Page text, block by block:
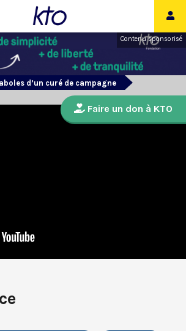
Contenu sponsorisé
d’un curé de campagne
Faire un don à KTO